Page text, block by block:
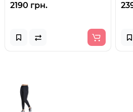
2190 грн.